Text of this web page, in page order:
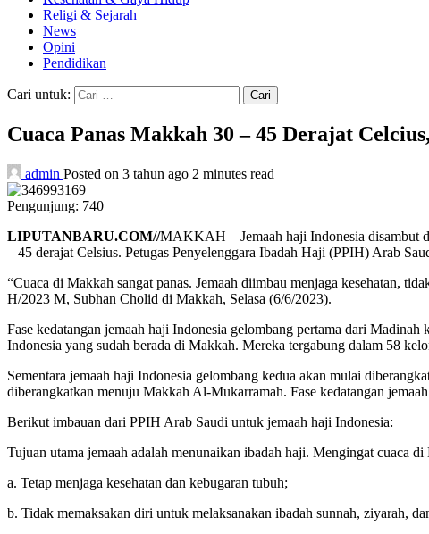
Religi & Sejarah
News
Opini
Pendidikan
Cari untuk:
Cuaca Panas Makkah 30 – 45 Derajat
admin Posted on 3 tahun ago 2 minutes read
Pengunjung: 740
LIPUTANBARU.COM//MAKKAH – Jemaah haji Indonesia disambut
– 45 derajat Celsius. Petugas Penyelenggara Ibadah Haji (PPIH) Arab
“Cuaca di Makkah sangat panas. Jemaah diimbau menjaga kesehatan,
H/2023 M, Subhan Cholid di Makkah, Selasa (6/6/2023).
Fase kedatangan jemaah haji Indonesia gelombang pertama dari
Indonesia yang sudah berada di Makkah. Mereka tergabung dalam 58
Sementara jemaah haji Indonesia gelombang kedua akan mulai
diberangkatkan menuju Makkah Al-Mukarramah. Fase kedatangan
Berikut imbauan dari PPIH Arab Saudi untuk jemaah haji Indonesia:
Tujuan utama jemaah adalah menunaikan ibadah haji. Mengingat cuaca
a. Tetap menjaga kesehatan dan kebugaran tubuh;
b. Tidak memaksakan diri untuk melaksanakan ibadah sunnah, ziyarah,